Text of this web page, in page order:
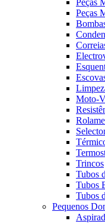
Peças
Moto-
Trincos
Tubos
Tubos
Tubos
Pequenos